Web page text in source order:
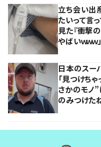
立ち会い出
たいって言
見た『衝撃の
やばいｗｗｗ」
日本のスー
「見つけち
さかのモノ”
のみつけた